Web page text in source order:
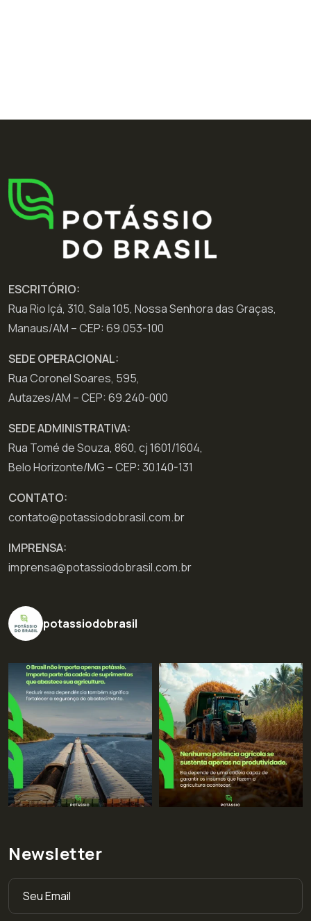
ESCRITÓRIO:
Rua Rio Içá, 310, Sala 105, Nossa Senhora das Graças,
Manaus/AM – CEP: 69.053-100
SEDE OPERACIONAL:
Rua Coronel Soares, 595,
Autazes/AM – CEP: 69.240-000
SEDE ADMINISTRATIVA:
Rua Tomé de Souza, 860, cj 1601/1604,
Belo Horizonte/MG – CEP: 30.140-131
CONTATO:
contato@potassiodobrasil.com.br
IMPRENSA:
imprensa@potassiodobrasil.com.br
potassiodobrasil
Newsletter